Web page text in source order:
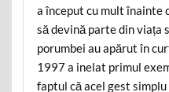
a început cu mult înainte
să devină parte din viața
porumbei au apărut în
1997 a inelat primul
faptul că acel gest